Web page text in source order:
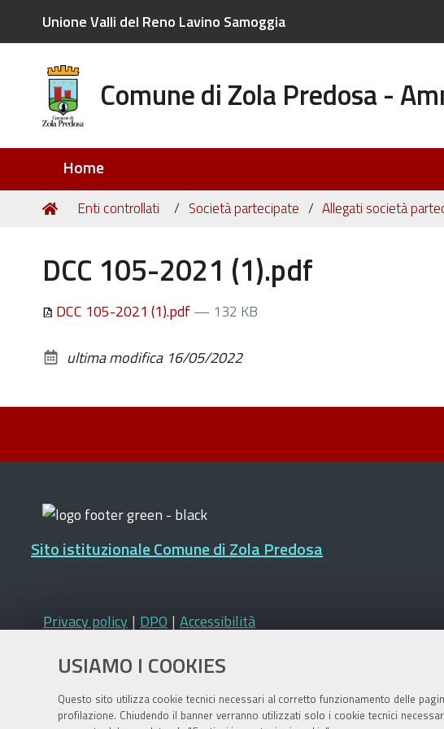
USIAMO I COOKIES
Questo sito utilizza cookie tecnici necessari al corretto funzionamento delle
profilazione. Chiudendo il banner verranno utilizzati solo i cookie tecnici
Unione Valli del Reno Lavino Samoggia
Comune di Zola Predosa -
Home
Tu
Home
Enti controllati Società partecipate Allegati società
DCC 105-2021 (1).pdf
DCC 105-2021 (1).pdf— 132 KB
ultima modifica 16/05/2022
Sito istituzionale Comune di Zola Predosa
Privacy policy | DPO | Accessibilità